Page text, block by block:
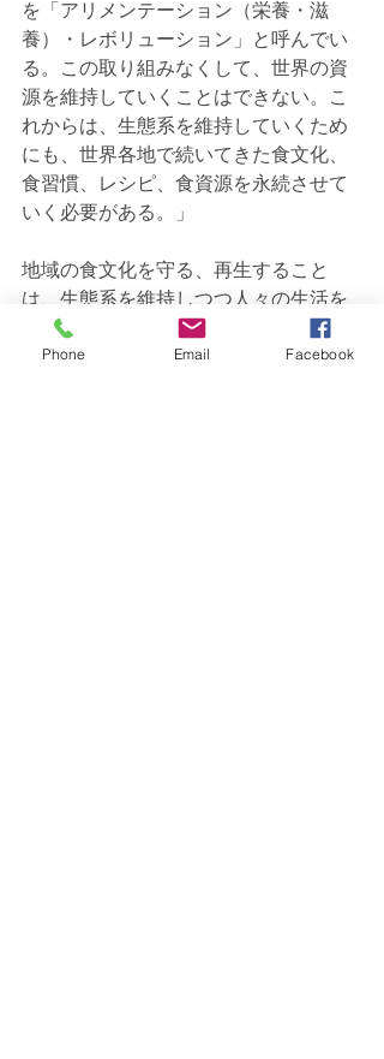
を「アリメンテーション（栄養・滋
養）・レボリューション」と呼んでい
る。この取り組みなくして、世界の資
源を維持していくことはできない。こ
れからは、生態系を維持していくため
にも、世界各地で続いてきた食文化、
食習慣、レシピ、食資源を永続させて
いく必要がある。」
地域の食文化を守る、再生すること
は、生態系を維持しつつ人々の生活を
守る本質的なサステナビリティの取り
組みです。地方創生にもつながるもの
Phone Email Facebook